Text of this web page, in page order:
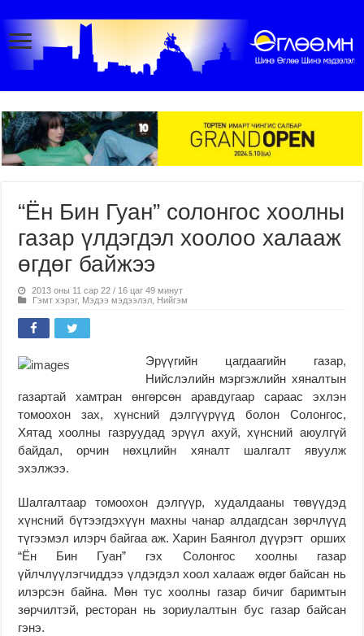
“Ён Бин Гуан” солонгос хоолны
газар үлдэгдэл хоолоо халааж
өгдөг байжээ
2013 оны 11 сар 22 / 16 цаг 49 минут
Гэмт хэрэг, Мэдээ мэдээлэл Нийгэм
Эрүүгийн цагдаагийн газар,
Нийслэлийн мэргэжлийн хяналтын
газартай хамтран өнгөрсөн аравдугаар сараас эхлэн
томоохон зах, хүнсний дэлгүүрүүд болон Солонгос,
Хятад хоолны газруудад эрүүл ахуй, хүнсний аюулгүй
байдал, орчин нөхцлийн хяналт шалгалт явуулж
эхэлжээ.
Шалгалтаар томоохон дэлгүүр, худалдааны төвүүдэд
хүнсний бүтээгдэхүүн махны чанар алдагдсан зөрчлүүд
түгээмэл илэрч байгаа аж. Харин Баянгол дүүрэгт орших
“Ён Бин Гуан” гэх Солонгос хоолны газар
үйлчлүүлэгчиддээ үлдэгдэл хоол халааж өгдөг байсан нь
илэрсэн байна. Мөн тус хоолны газар бичиг баримтын
зөрчилтэй, ресторан нь зориулалтын бус газар байсан
гэнэ.